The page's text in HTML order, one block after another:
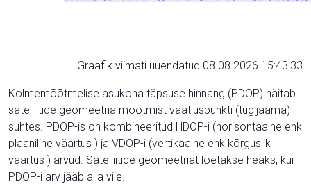
Graafik viimati uuendatud 08.08.2026 15:43:33
Kolmemõõtmelise asukoha täpsuse hinnang (PDOP) näitab
satelliitide geomeetria mõõtmist vaatluspunkti (tugijaama)
suhtes. PDOP-is on kombineeritud HDOP-i (horisontaalne ehk
plaaniline väärtus ) ja VDOP-i (vertikaalne ehk kõrguslik
väärtus ) arvud. Satelliitide geomeetriat loetakse heaks, kui
PDOP-i arv jääb alla viie.